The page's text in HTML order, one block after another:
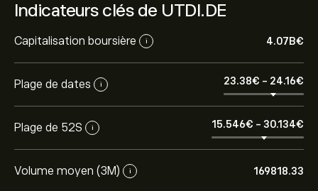
Indicateurs clés de UTDI.DE
Capitalisation boursière i 4.07B‎€‎
Plage de dates i 23.38‎€‎ - 24.16‎€‎
Plage de 52S i 15.546‎€‎ - 30.134‎€‎
Volume moyen (3M) i 169818.33